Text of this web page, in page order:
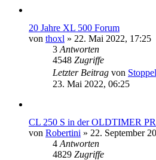
20 Jahre XL 500 Forum
von thoxl » 22. Mai 2022, 17:25
3 Antworten
4548 Zugriffe
Letzter Beitrag von
23. Mai 2022, 06:25
CL 250 S in der OLDTIMER
von Robertini » 22. September
4 Antworten
4829 Zugriffe